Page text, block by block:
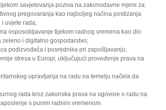
savjetovanja poziva na zakonodavne mjere za:
pregovaranja kao najboljeg načina postizanja
i uvjete rada;
tijekom radnog vremena kao dio
i digitalno gospodarstvo;
i posrednika pri zapošljavanju;
stresa u Europi, uključujući provođenje prava na
upravljanja na radu na temelju načela da
rada kroz zakonska prava na ugovore o radu na
s punim radnim vremenom.